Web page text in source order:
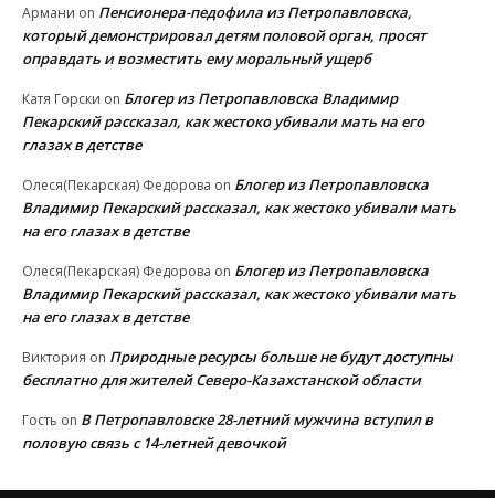
Армани on Пенсионера-педофила из Петропавловска,
который демонстрировал детям половой орган, просят
оправдать и возместить ему моральный ущерб
Катя Горски on Блогер из Петропавловска Владимир
Пекарский рассказал, как жестоко убивали мать на его
глазах в детстве
Олеся(Пекарская) Федорова on Блогер из Петропавловска
Владимир Пекарский рассказал, как жестоко убивали мать
на его глазах в детстве
Олеся(Пекарская) Федорова on Блогер из Петропавловска
Владимир Пекарский рассказал, как жестоко убивали мать
на его глазах в детстве
Виктория on Природные ресурсы больше не будут доступны
бесплатно для жителей Северо-Казахстанской области
Гость on В Петропавловске 28-летний мужчина вступил в
половую связь с 14-летней девочкой